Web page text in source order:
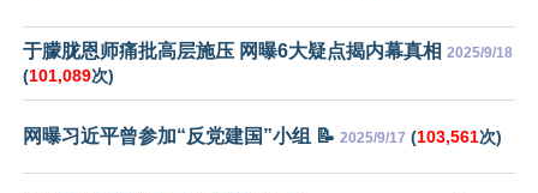
于朦胧恩师痛批高层施压 网曝6大疑点揭内幕真相 2025/9/18
(101,089次)
网曝习近平曾参加“反党建国”小组 📝 2025/9/17 (103,561次)